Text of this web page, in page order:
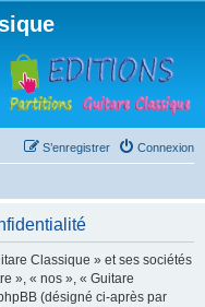
Connexion
S’enregistrer
Classique » et ses sociétés
», « nos », « Guitare
(désigné ci-après par